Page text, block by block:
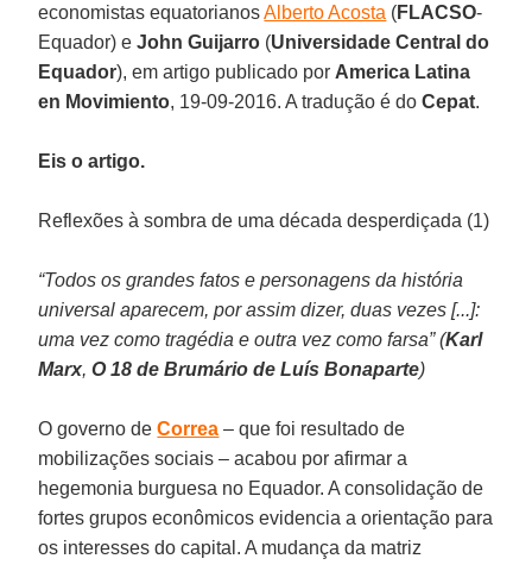
economistas equatorianosAlberto Acosta (FLACSO-
Equador) eJohn Guijarro (Universidade Central do
Equador), em artigo publicado por America Latina
en Movimiento, 19-09-2016. A tradução é doCepat.
Eis o artigo.
Reflexões à sombra de uma década desperdiçada (1)
“Todos os grandes fatos e personagens da história
universal aparecem, por assim dizer, duas vezes [...]:
uma vez como tragédia e outra vez como farsa” (Karl
Marx,O 18 de Brumário de Luís Bonaparte)
O governo deCorrea – que foi resultado de
mobilizações sociais – acabou por afirmar a
hegemonia burguesa no Equador. A consolidação de
fortes grupos econômicos evidencia a orientação para
os interesses do capital. A mudança da matriz